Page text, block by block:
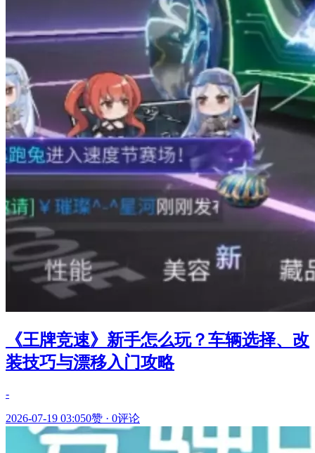
《王牌竞速》新手怎么玩？车辆选择、改
装技巧与漂移入门攻略
-
2026-07-19 03:050赞 · 0评论